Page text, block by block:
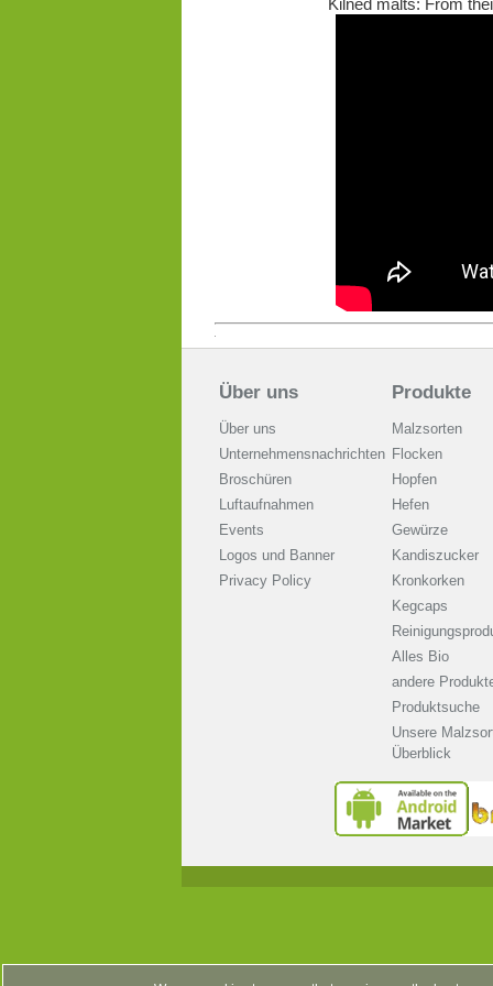
Kilned malts: From
Über uns
Über uns
Unternehmensnachrichten
Broschüren
Luftaufnahmen
Events
Logos und Banner
Privacy Policy
Produkte
Malzsorten
Flocken
Hopfen
Hefen
Gewürze
Kandiszucker
Kronkorken
Kegcaps
Alles Bio
andere
Produktsuche
Unsere
Überblick